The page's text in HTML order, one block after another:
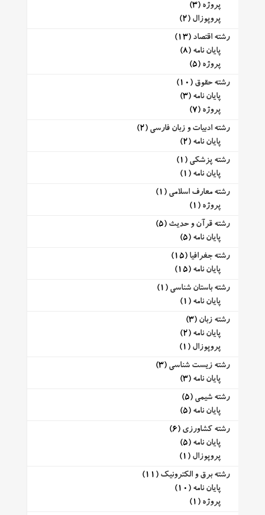
پروژه (3)
پروپوزال (2)
رشته اقتصاد (13)
پایان نامه (8)
پروژه (5)
رشته حقوق (10)
پایان نامه (3)
پروژه (7)
رشته ادبیات و زبان فارسی (2)
پایان نامه (2)
رشته پزشکی (1)
پایان نامه (1)
رشته معارف اسلامی (1)
پروژه (1)
رشته قرآن و حدیث (5)
پایان نامه (5)
رشته جغرافیا (15)
پایان نامه (15)
رشته باستان شناسی (1)
پایان نامه (1)
رشته زبان (3)
پایان نامه (2)
پروپوزال (1)
رشته زیست شناسی (3)
پایان نامه (3)
رشته شیمی (5)
پایان نامه (5)
رشته کشاورزی (6)
پایان نامه (5)
پروپوزال (1)
رشته برق و الکترونیک (11)
پایان نامه (10)
پروژه (1)